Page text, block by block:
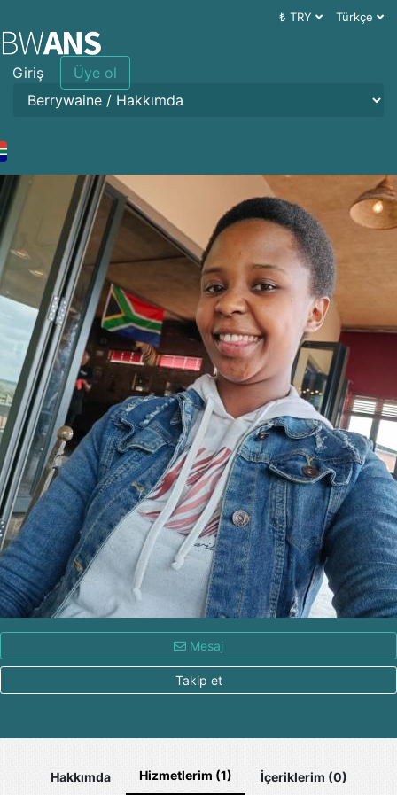
₺ TRY Türkçe
Giriş Üye ol
Mesaj
Takip et
Hakkımda Hizmetlerim (1) İçeriklerim (0)